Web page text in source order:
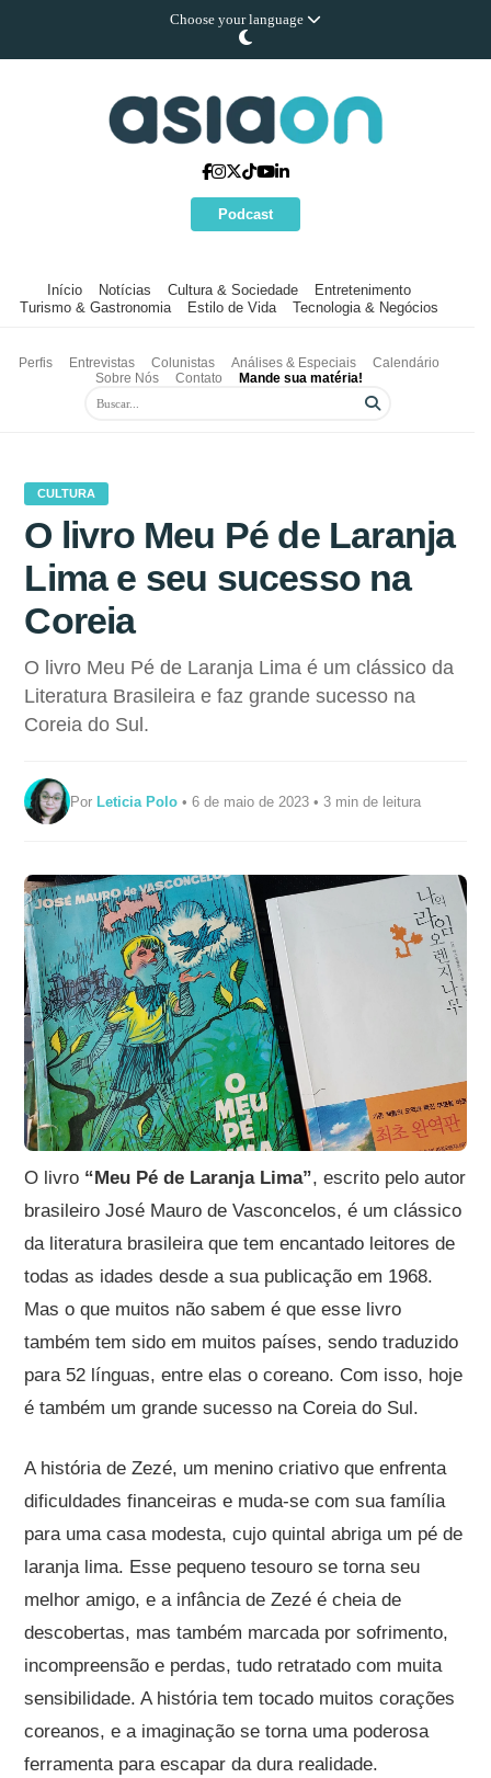
Choose your language
Podcast
Início Notícias Cultura & Sociedade
Entretenimento
Turismo & Gastronomia
Estilo de Vida Tecnologia & Negócios
Perfis Entrevistas Colunistas Análises & Especiais
Calendário
Sobre Nós
Contato Mande sua matéria!
CULTURA
O livro Meu Pé de Laranja
Lima e seu sucesso na
Coreia
O livro Meu Pé de Laranja Lima é um clássico da
Literatura Brasileira e faz grande sucesso na
Coreia do Sul.
PorLeticia Polo • 6 de maio de 2023 • 3 min de leitura
O livro “Meu Pé de Laranja Lima”, escrito pelo autor
brasileiro José Mauro de Vasconcelos, é um clássico
da literatura brasileira que tem encantado leitores de
todas as idades desde a sua publicação em 1968.
Mas o que muitos não sabem é que esse livro
também tem sido em muitos países, sendo traduzido
para 52 línguas, entre elas o coreano. Com isso, hoje
é também um grande sucesso na Coreia do Sul.
A história de Zezé, um menino criativo que enfrenta
dificuldades financeiras e muda-se com sua família
para uma casa modesta, cujo quintal abriga um pé de
laranja lima. Esse pequeno tesouro se torna seu
melhor amigo, e a infância de Zezé é cheia de
descobertas, mas também marcada por sofrimento,
incompreensão e perdas, tudo retratado com muita
sensibilidade. A história tem tocado muitos corações
coreanos, e a imaginação se torna uma poderosa
ferramenta para escapar da dura realidade.